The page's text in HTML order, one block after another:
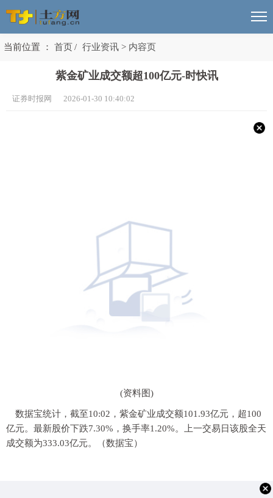
当前位置 ： 首页/ 行业资讯 > 内容页
紫金矿业成交额超100亿元-时快讯
证券时报网 2026-01-30 10:40:02
(资料图)
数据宝统计，截至10:02，紫金矿业成交额101.93亿元，超100
亿元。最新股价下跌7.30%，换手率1.20%。上一交易日该股全天
成交额为333.03亿元。（数据宝）